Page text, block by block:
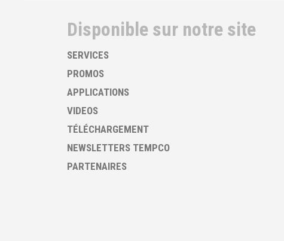
Disponible sur notre site
SERVICES
PROMOS
APPLICATIONS
VIDEOS
TÉLÉCHARGEMENT
NEWSLETTERS TEMPCO
PARTENAIRES